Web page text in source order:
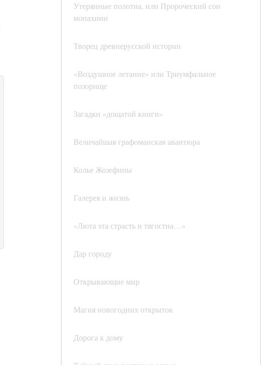
Утерянные полотна, или Пророческий сон
монахини
Творец древнерусской истории
«Воздушное летание» или Триумфальное
позорище
Загадки «дощатой книги»
Величайшая графоманская авантюра
Колье Жозефины
Галерея и жизнь
«Люта эта страсть и тягостна…»
Дар городу
Открывающие мир
Магия новогодних открыток
Дорога к дому